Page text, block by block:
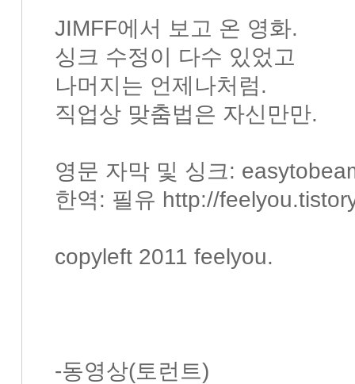
JIMFF에서 보고 온 영화.
싱크 수정이 다수 있었고
나머지는 언제나처럼.
직업상 맞춤법은 자신만만.
영문 자막 및 싱크:
한역: 필유 http://
copyleft 2011 feelyou.
-동영상(토런트)